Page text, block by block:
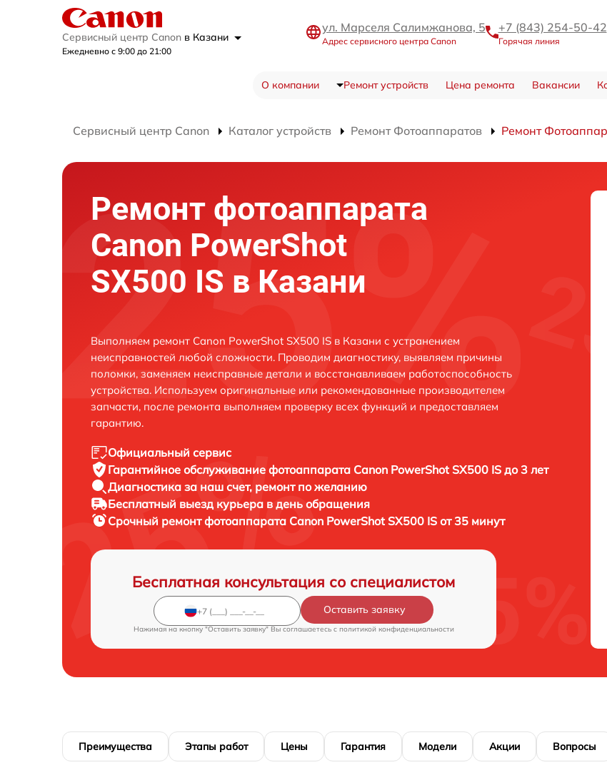
Сервисный центр Canon в Казани
Ежедневно с 9:00 до 21:00
ул. Марселя Салимжанова, 5
Адрес сервисного центра Canon
+7 (843) 254-50-42
Горячая линия
О компании Ремонт устройств Цена ремонта Вакансии
Сервисный центр Canon Каталог устройств Ремонт Фотоаппаратов Ремонт
Ремонт фотоаппарата
Canon PowerShot
SX500 IS в Казани
Выполняем ремонт Canon PowerShot SX500 IS в Казани с устранением
неисправностей любой сложности. Проводим диагностику, выявляем причины
поломки, заменяем неисправные детали и восстанавливаем работоспособность
устройства. Используем оригинальные или рекомендованные производителем
запчасти, после ремонта выполняем проверку всех функций и предоставляем
гарантию.
Официальный сервис
Гарантийное обслуживание фотоаппарата Canon PowerShot SX500 IS до 3 лет
Диагностика за наш счет, ремонт по желанию
Бесплатный выезд курьера в день обращения
Срочный ремонтфотоаппарата Canon PowerShot SX500 IS от 35 минут
Бесплатная консультация со специалистом
Оставить заявку
Нажимая на кнопку "Оставить заявку" Вы соглашаетесь c политикой конфиденциальности
Преимущества Этапы работ Цены Гарантия Модели Акции Вопросы